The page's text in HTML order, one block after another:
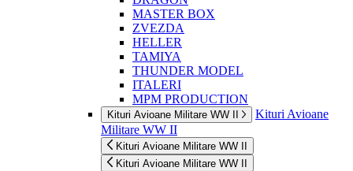
MASTER BOX
ZVEZDA
HELLER
TAMIYA
THUNDER MODEL
ITALERI
MPM PRODUCTION
Kituri Avioane Militare WW II
Kituri Avioane
Militare WW II
Kituri Avioane Militare WW II
Kituri Avioane Militare WW II